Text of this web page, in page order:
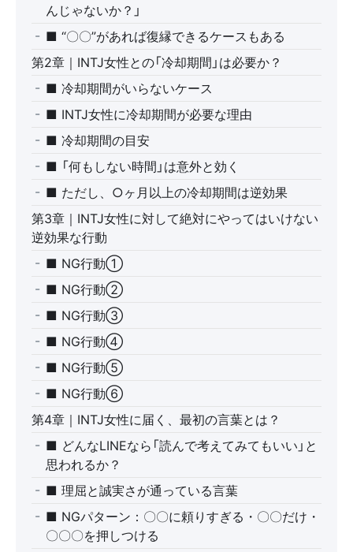
んじゃないか？」
■ “〇〇”があれば復縁できるケースもある
第2章｜INTJ女性との「冷却期間」は必要か？
■ 冷却期間がいらないケース
■ INTJ女性に冷却期間が必要な理由
■ 冷却期間の目安
■ 「何もしない時間」は意外と効く
■ ただし、○ヶ月以上の冷却期間は逆効果
第3章｜INTJ女性に対して絶対にやってはいけない
逆効果な行動
■ NG行動①
■ NG行動②
■ NG行動③
■ NG行動④
■ NG行動⑤
■ NG行動⑥
第4章｜INTJ女性に届く、最初の言葉とは？
■ どんなLINEなら「読んで考えてみてもいい」と
思われるか？
■ 理屈と誠実さが通っている言葉
■ NGパターン：〇〇に頼りすぎる・〇〇だけ・
〇〇〇を押しつける